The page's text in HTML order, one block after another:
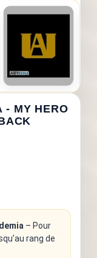
- MY HERO
– Pour
rang de